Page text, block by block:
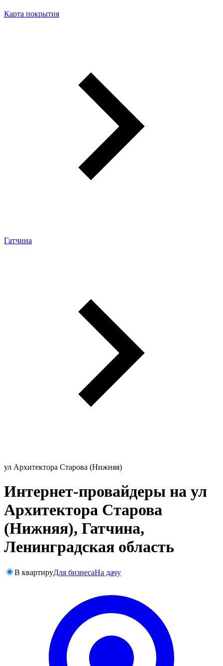
Карта покрытия
Гатчина
ул Архитектора Старова (Нижняя)
Интернет-провайдеры на ул
Архитектора Старова
(Нижняя), Гатчина,
Ленинградская область
В квартируДля бизнесаНа дачу